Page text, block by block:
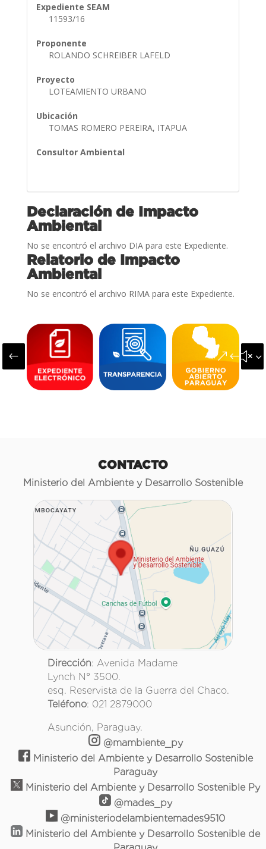
Expediente SEAM
11593/16
Proponente
ROLANDO SCHREIBER LAFELD
Proyecto
LOTEAMIENTO URBANO
Ubicación
TOMAS ROMERO PEREIRA, ITAPUA
Consultor Ambiental
Declaración de Impacto
Ambiental
No se encontró el archivo DIA para este Expediente.
Relatorio de Impacto
Ambiental
No se encontró el archivo RIMA para este Expediente.
#
CONTACTO
Ministerio del Ambiente y Desarrollo Sostenible
Dirección: Avenida Madame
Lynch N° 3500.
esq. Reservista de la Guerra del Chaco.
Teléfono: 021 2879000
Asunción, Paraguay.
@mambiente_py
Ministerio del Ambiente y Desarrollo Sostenible
Paraguay
Ministerio del Ambiente y Desarrollo Sostenible Py
@mades_py
@ministeriodelambientemades9510
Ministerio del Ambiente y Desarrollo Sostenible de